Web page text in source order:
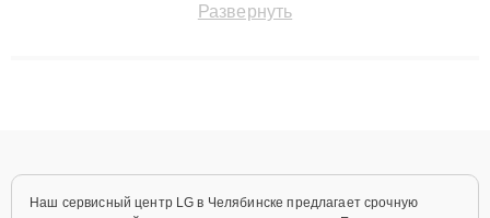
до 3 лет. Наши мастера решают сложные случаи: от замены
Развернуть
Наш сервисный центр LG в Челябинске предлагает срочную